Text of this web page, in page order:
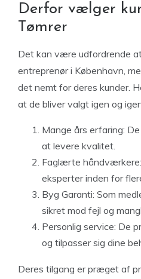
Derfor vælger
Tømrer
Det kan være udfordrende
entreprenør i København,
det nemt for deres kunder.
at de bliver valgt igen og
Mange års erfaring:
at levere kvalitet.
Faglærte håndværkere:
eksperter inden for
Byg Garanti: Som
sikret mod fejl og
Personlig service: De
og tilpasser sig dine
Deres tilgang er præget af